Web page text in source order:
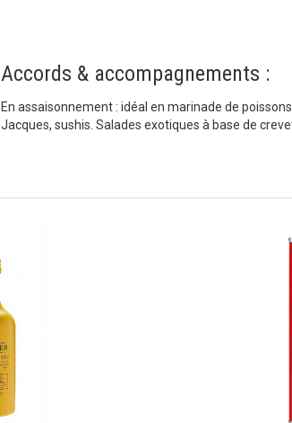
Accords & accompagnements :
En assaisonnement : idéal en marinade de
Jacques, sushis. Salades exotiques à base de